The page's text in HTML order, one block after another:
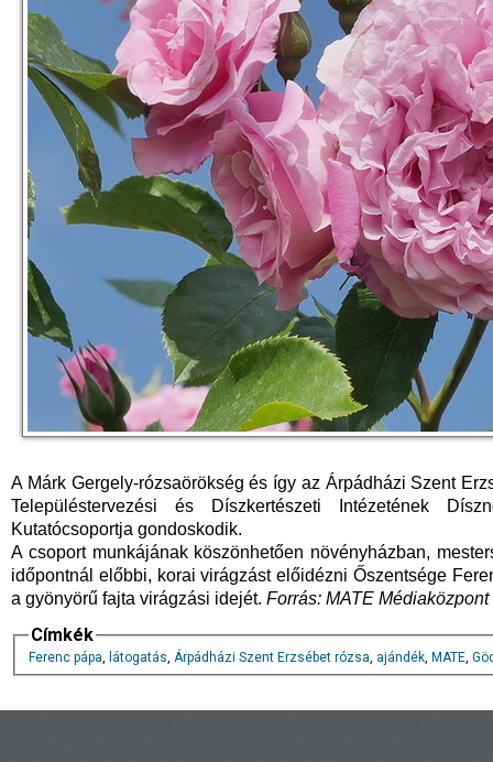
A Márk Gergely-rózsaörökség és így az Árpádházi Szent
Településtervezési és Díszkertészeti Intézetének
Kutatócsoportja gondoskodik.
A csoport munkájának köszönhetően növényházban,
időpontnál előbbi, korai virágzást előidézni Őszentsége
a gyönyörű fajta virágzási idejét. Forrás: MATE Médiaközpont
Címkék
Ferenc pápa, látogatás, Árpádházi Szent Erzsébet rózsa, ajándék, MATE,